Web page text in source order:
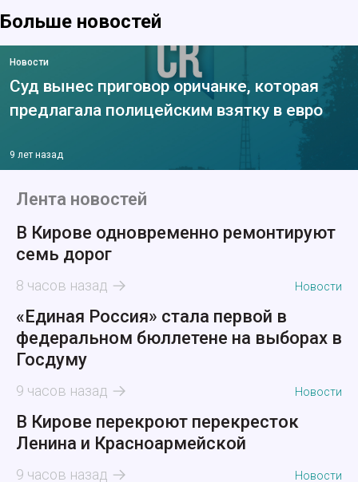
Больше новостей
Новости
Суд вынес приговор оричанке, которая
предлагала полицейским взятку в евро
9 лет назад
Лента новостей
В Кирове одновременно ремонтируют
семь дорог
8 часов назад Новости
«Единая Россия» стала первой в
федеральном бюллетене на выборах в
Госдуму
9 часов назад Новости
В Кирове перекроют перекресток
Ленина и Красноармейской
9 часов назад Новости